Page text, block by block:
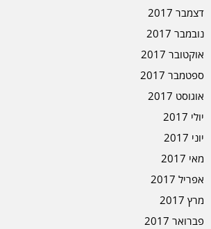
דצמבר 2017
נובמבר 2017
אוקטובר 2017
ספטמבר 2017
אוגוסט 2017
יולי 2017
יוני 2017
מאי 2017
אפריל 2017
מרץ 2017
פברואר 2017